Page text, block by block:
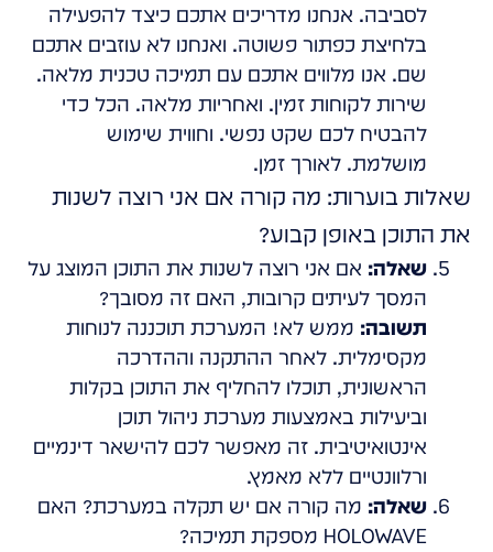
לסביבה. אנחנו מדריכים אתכם כיצד להפעילה
בלחיצת כפתור פשוטה. ואנחנו לא עוזבים אתכם
שם. אנו מלווים אתכם עם תמיכה טכנית מלאה.
שירות לקוחות זמין. ואחריות מלאה. הכל כדי
להבטיח לכם שקט נפשי. וחווית שימוש
מושלמת. לאורך זמן.
שאלות בוערות: מה קורה אם אני רוצה לשנות
את התוכן באופן קבוע?
שאלה: אם אני רוצה לשנות את התוכן המוצג על
המסך לעיתים קרובות, האם זה מסובך?
תשובה: ממש לא! המערכת תוכננה לנוחות
מקסימלית. לאחר ההתקנה וההדרכה
הראשונית, תוכלו להחליף את התוכן בקלות
וביעילות באמצעות מערכת ניהול תוכן
אינטואיטיבית. זה מאפשר לכם להישאר דינמיים
ורלוונטיים ללא מאמץ.
שאלה: מה קורה אם יש תקלה במערכת? האם
HOLOWAVE מספקת תמיכה?